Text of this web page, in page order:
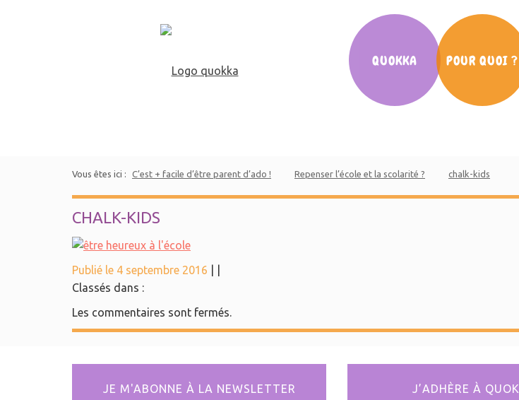
QUOKKA
La presse en parle
POUR QUOI ?
La communication
Vous êtes ici : C’est + facile d’être parent d’ado ! Repenser l’école et la scolarité ? chalk-kids
CHALK-KIDS
Publié le 4 septembre 2016
Classés dans :
Les commentaires sont fermés.
JE M'ABONNE À LA NEWSLETTER J’ADHÈRE À